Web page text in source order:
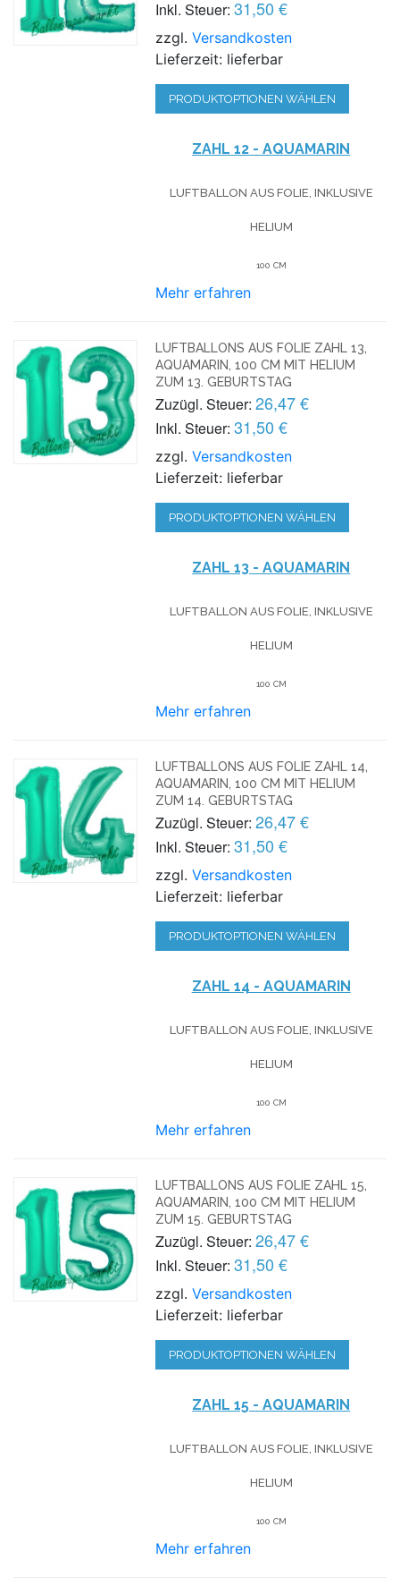
Inkl. Steuer: 31,50 €
zzgl.Versandkosten
Lieferzeit: lieferbar
PRODUKTOPTIONEN WÄHLEN
ZAHL 12 - AQUAMARIN
LUFTBALLON AUS FOLIE, INKLUSIVE
HELIUM
100 CM
Mehr erfahren
LUFTBALLONS AUS FOLIE ZAHL 13,
AQUAMARIN, 100 CM MIT HELIUM
ZUM 13. GEBURTSTAG
Zuzügl. Steuer: 26,47 €
Inkl. Steuer: 31,50 €
zzgl.Versandkosten
Lieferzeit: lieferbar
PRODUKTOPTIONEN WÄHLEN
ZAHL 13 - AQUAMARIN
LUFTBALLON AUS FOLIE, INKLUSIVE
HELIUM
100 CM
Mehr erfahren
LUFTBALLONS AUS FOLIE ZAHL 14,
AQUAMARIN, 100 CM MIT HELIUM
ZUM 14. GEBURTSTAG
Zuzügl. Steuer: 26,47 €
Inkl. Steuer: 31,50 €
zzgl.Versandkosten
Lieferzeit: lieferbar
PRODUKTOPTIONEN WÄHLEN
ZAHL 14 - AQUAMARIN
LUFTBALLON AUS FOLIE, INKLUSIVE
HELIUM
100 CM
Mehr erfahren
LUFTBALLONS AUS FOLIE ZAHL 15,
AQUAMARIN, 100 CM MIT HELIUM
ZUM 15. GEBURTSTAG
Zuzügl. Steuer: 26,47 €
Inkl. Steuer: 31,50 €
zzgl.Versandkosten
Lieferzeit: lieferbar
PRODUKTOPTIONEN WÄHLEN
ZAHL 15 - AQUAMARIN
LUFTBALLON AUS FOLIE, INKLUSIVE
HELIUM
100 CM
Mehr erfahren